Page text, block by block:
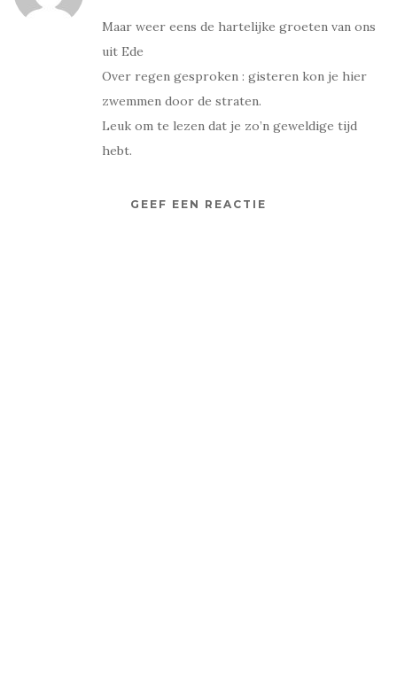
Maar weer eens de hartelijke groeten van ons
uit Ede
Over regen gesproken : gisteren kon je hier
zwemmen door de straten.
Leuk om te lezen dat je zo’n geweldige tijd
hebt.
GEEF EEN REACTIE